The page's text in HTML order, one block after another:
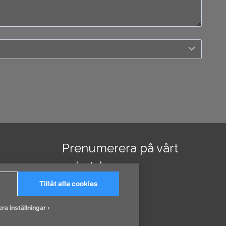
Prenumerera på vårt
nyhetsbrev
Tillåt alla cookies
inställningar